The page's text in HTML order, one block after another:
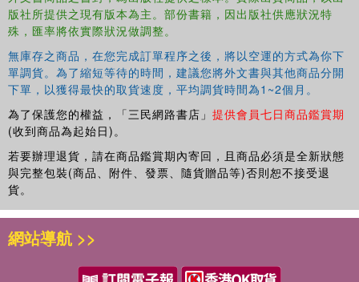
Economy.
版社所提供之現有版本為主。部份書籍，因出版社供應狀況特
殊，匯率將依實際狀況做調整。
無庫存之商品，在您完成訂單程序之後，將以空運的方式為你下
單調貨。為了縮短等待的時間，建議您將外文書與其他商品分開
下單，以獲得最快的取貨速度，平均調貨時間為1~2個月。
為了保護您的權益，「三民網路書店」 提供會員七日商品鑑賞期
(收到商品為起始日)。
若要辦理退貨，請在商品鑑賞期內寄回，且商品必須是全新狀態
與完整包裝(商品、附件、發票、隨貨贈品等)否則恕不接受退
貨。
網站導航 >>